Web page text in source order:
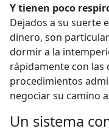
Y tienen poco
Dejados a su suerte
dinero, son
dormir a la
rápidamente con las
procedimientos
negociar su camino
Un sistema